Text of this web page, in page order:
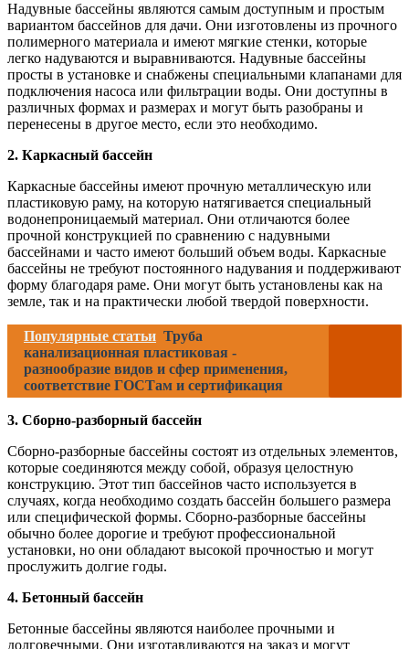
Надувные бассейны являются самым доступным и простым
вариантом бассейнов для дачи. Они изготовлены из прочного
полимерного материала и имеют мягкие стенки, которые
легко надуваются и выравниваются. Надувные бассейны
просты в установке и снабжены специальными клапанами для
подключения насоса или фильтрации воды. Они доступны в
различных формах и размерах и могут быть разобраны и
перенесены в другое место, если это необходимо.
2. Каркасный бассейн
Каркасные бассейны имеют прочную металлическую или
пластиковую раму, на которую натягивается специальный
водонепроницаемый материал. Они отличаются более
прочной конструкцией по сравнению с надувными
бассейнами и часто имеют больший объем воды. Каркасные
бассейны не требуют постоянного надувания и поддерживают
форму благодаря раме. Они могут быть установлены как на
земле, так и на практически любой твердой поверхности.
Популярные статьи Труба
канализационная пластиковая -
разнообразие видов и сфер применения,
соответствие ГОСТам и сертификация
3. Сборно-разборный бассейн
Сборно-разборные бассейны состоят из отдельных элементов,
которые соединяются между собой, образуя целостную
конструкцию. Этот тип бассейнов часто используется в
случаях, когда необходимо создать бассейн большего размера
или специфической формы. Сборно-разборные бассейны
обычно более дорогие и требуют профессиональной
установки, но они обладают высокой прочностью и могут
прослужить долгие годы.
4. Бетонный бассейн
Бетонные бассейны являются наиболее прочными и
долговечными. Они изготавливаются на заказ и могут